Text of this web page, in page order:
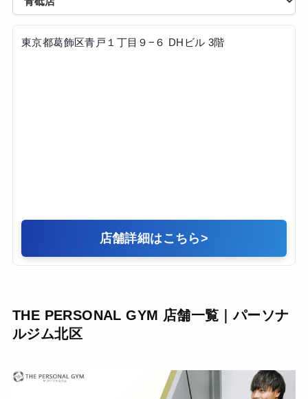
東京都葛飾区青戸１丁目９−６ DHビル 3階
店舗詳細はこちら>
THE PERSONAL GYM 店舗一覧｜パーソナ
ルジム北区